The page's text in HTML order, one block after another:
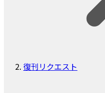
復刊リクエスト